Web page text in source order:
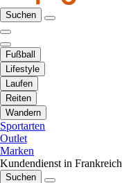
Suchen
Fußball
Lifestyle
Laufen
Reiten
Wandern
Sportarten
Outlet
Marken
Kundendienst in Frankreich
Suchen